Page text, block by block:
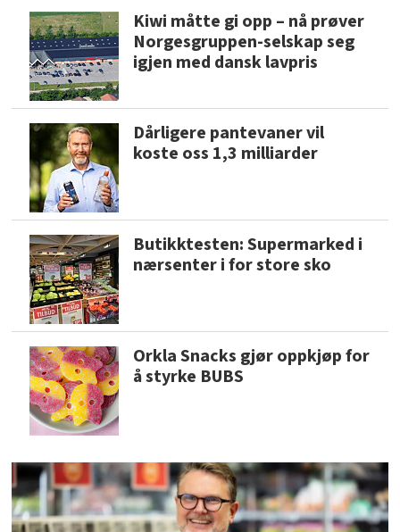
Kiwi måtte gi opp – nå prøver
Norgesgruppen-selskap seg
igjen med dansk lavpris
Dårligere pantevaner vil
koste oss 1,3 milliarder
Butikktesten: Supermarked i
nærsenter i for store sko
Orkla Snacks gjør oppkjøp for
å styrke BUBS